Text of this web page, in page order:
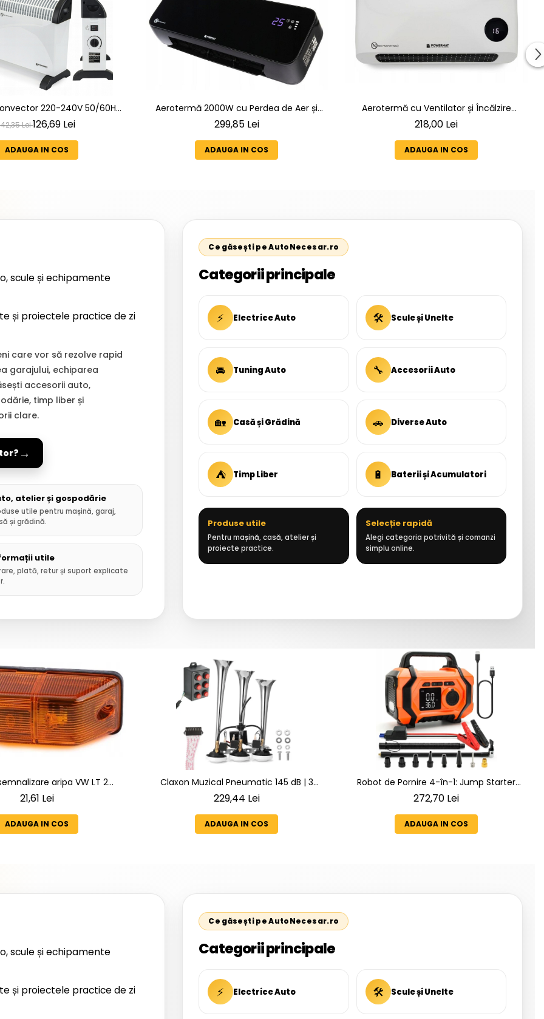
220-240V 50/60Hz
putere 750/1250/2000W
Lei126,69 Lei
ADAUGA IN COS
Aerotermă 2000W cu Perdea de Aer și
Încălzire Ceramică – Sursă de Căldură
299,85 Lei
ADAUGA IN COS
Aerotermă cu Ventilator și Încălzire
Ceramică 2000W – Generator Aer Cald
218,00 Lei
ADAUGA IN COS
scule și echipamente
și proiectele practice de zi
care vor să rezolve rapid
garajului, echiparea
accesorii auto,
timp liber și
clare.
→
atelier și gospodărie
utile pentru mașină, garaj,
și grădină.
utile
plată, retur și suport explicate
Ce găsești pe AutoNecesar.ro
Categorii principale
⚡ Electrice Auto 🛠 Scule și Unelte
🚘 Tuning Auto 🔧 Accesorii Auto
🏡 Casă și Grădină 🚗 Diverse Auto
⛺ Timp Liber 🔋 Baterii și Acumulatori
Produse utile
Pentru mașină, casă, atelier și
proiecte practice.
Selecție rapidă
Alegi categoria potrivită și comanzi
simplu online.
aripa VW LT 2
; Mercedes Sprinter 1995-
1949-; Neoplan Euroliner,
Cityliner;
21,61 Lei
ADAUGA IN COS
Claxon Muzical Pneumatic 145 dB | 3
Goarne Cromate Premium | 6 Melodii
229,44 Lei
ADAUGA IN COS
Robot de Pornire 4-în-1: Jump Starter
6000A + Compresor Digital + Powerbank
272,70 Lei
ADAUGA IN COS
scule și echipamente
și proiectele practice de zi
Ce găsești pe AutoNecesar.ro
Categorii principale
⚡ Electrice Auto 🛠 Scule și Unelte